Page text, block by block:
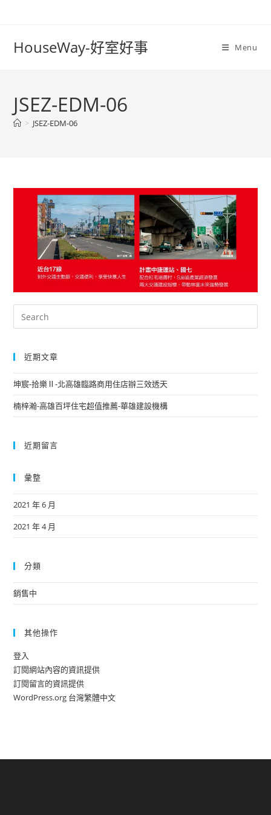
HouseWay-好室好事 Menu
JSEZ-EDM-06
> JSEZ-EDM-06
近期文章
坤宸-拾樂Ⅱ-北高雄臨路商用住店辦三效透天
楠梓瀚-高雄百坪住宅超值推薦-華雄建設機構
近期留言
彙整
2021 年 6 月
2021 年 4 月
分類
銷售中
其他操作
登入
訂閱網站內容的資訊提供
訂閱留言的資訊提供
WordPress.org 台灣繁體中文